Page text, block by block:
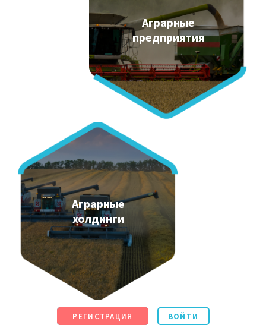
РЕГИСТРАЦИЯ ВОЙТИ
Аграрные
предприятия
Аграрные
холдинги